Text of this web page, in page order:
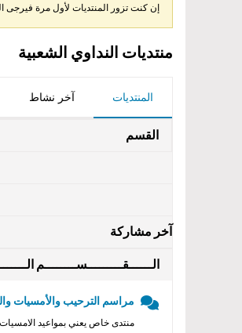
إن كنت تزور المنتديات لأول مرة فيرجى
منتديات النداوي الشعبية
المنتديات آخر نشاط
القسم
آخر مشاركة
الــــــقـــــــــســــــــم
مراسم الترحيب والأمسيات
منتدى خاص يعني بمواعيد الامسيات